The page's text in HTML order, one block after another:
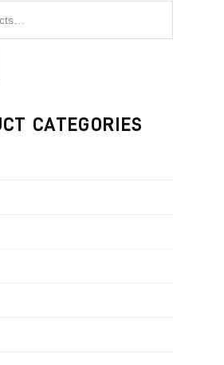
CATEGORIES